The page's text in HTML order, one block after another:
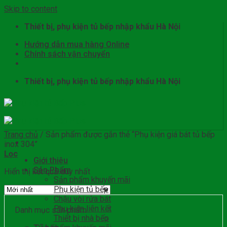
Skip to content
Thiết bị, phụ kiện tủ bếp nhập khẩu Hà Nội
Hướng dẫn mua hàng Online
Chính sách vận chuyển
Thiết bị, phụ kiện tủ bếp nhập khẩu Hà Nội
Giới thiệu
Sản Phẩm
Sản phẩm khuyến mãi
Phụ kiện tủ bếp
Chậu vòi rửa bát
Phụ kiện liên kết
Thiết bị nhà bếp
Trang chủ / Sản phẩm được gắn thẻ “Phụ kiện giá bát tủ bếp
inox 304”
Lọc
Hiển thị kết quả duy nhất
Danh mục sản phẩm